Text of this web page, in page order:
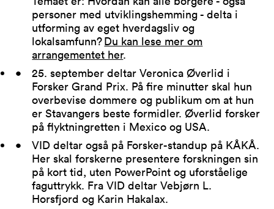
personer med utviklingshemming - delta i
utforming av eget hverdagsliv og
lokalsamfunn?Du kan lese mer om
arrangementet her.
25. september deltar Veronica Øverlid i
Forsker Grand Prix. På fire minutter skal hun
overbevise dommere og publikum om at hun
er Stavangers beste formidler. Øverlid forsker
på flyktningretten i Mexico og USA.
VID deltar også på Forsker-standup på KÅKÅ.
Her skal forskerne presentere forskningen sin
på kort tid, uten PowerPoint og uforståelige
faguttrykk. Fra VID deltar Vebjørn L.
Horsfjord og Karin Hakalax.